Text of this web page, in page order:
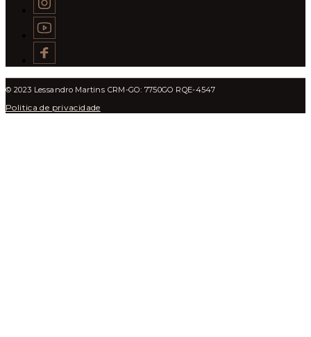
© 2023 Lessandro Martins CRM-GO: 7750GO RQE-4547
Politica de privacidade